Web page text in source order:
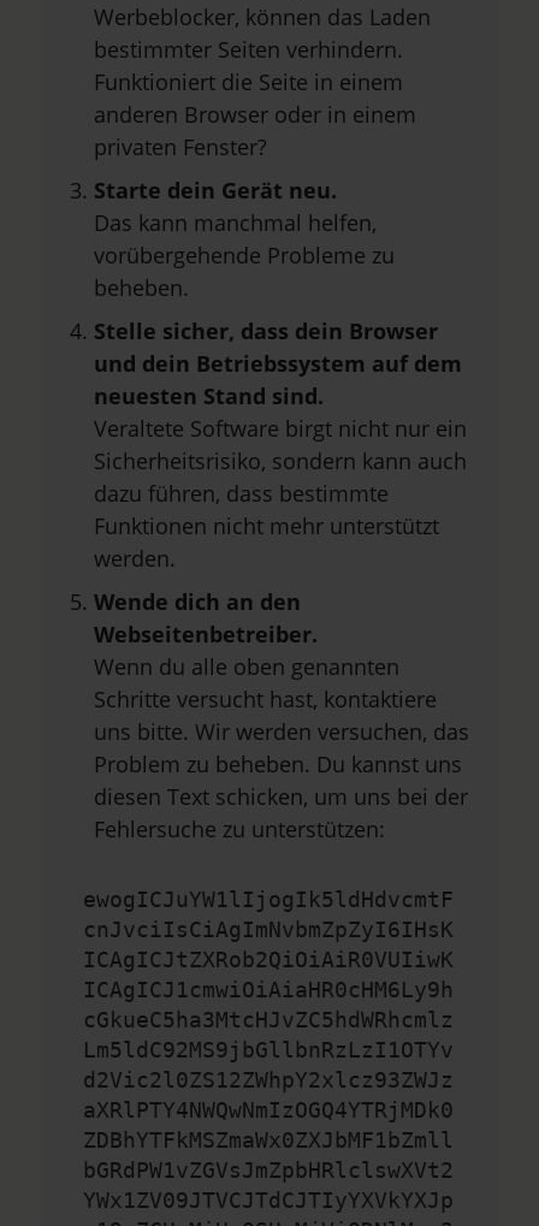
Werbeblocker, können das Laden
bestimmter Seiten verhindern.
Funktioniert die Seite in einem
anderen Browser oder in einem
privaten Fenster?
Starte dein Gerät neu.
Das kann manchmal helfen,
vorübergehende Probleme zu
beheben.
Stelle sicher, dass dein Browser
und dein Betriebssystem auf dem
neuesten Stand sind.
Veraltete Software birgt nicht nur ein
Sicherheitsrisiko, sondern kann auch
dazu führen, dass bestimmte
Funktionen nicht mehr unterstützt
werden.
Wende dich an den
Webseitenbetreiber.
Wenn du alle oben genannten
Schritte versucht hast, kontaktiere
uns bitte. Wir werden versuchen, das
Problem zu beheben. Du kannst uns
diesen Text schicken, um uns bei der
Fehlersuche zu unterstützen:
ewogICJuYW1lIjogIk5ldHdvcmtF
cnJvciIsCiAgImNvbmZpZyI6IHsK
ICAgICJtZXRob2QiOiAiR0VUIiwK
ICAgICJ1cmwiOiAiaHR0cHM6Ly9h
cGkueC5ha3MtcHJvZC5hdWRhcmlz
Lm5ldC92MS9jbGllbnRzLzI1OTYv
d2Vic2l0ZS12ZWhpY2xlcz93ZWJz
aXRlPTY4NWQwNmIzOGQ4YTRjMDk0
ZDBhYTFkMSZmaWx0ZXJbMF1bZmll
bGRdPW1vZGVsJmZpbHRlclswXVt2
YWx1ZV09JTVCJTdCJTIyYXVkYXJp